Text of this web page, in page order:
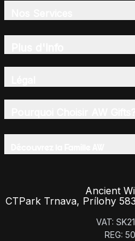
Ancient
CTPark Trnava, Prílohy
VAT:
REG: